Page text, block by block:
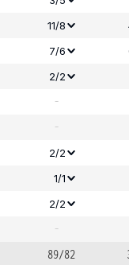
11/8
7/6
2/2
-
-
2/2
1/1
2/2
-
89/82